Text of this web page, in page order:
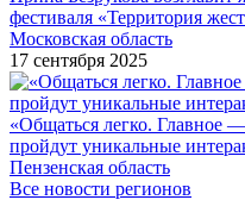
фестиваля «Территория
Московская область
17 сентября 2025
«Общаться легко. Главное
пройдут уникальные
Пензенская область
Все новости регионов